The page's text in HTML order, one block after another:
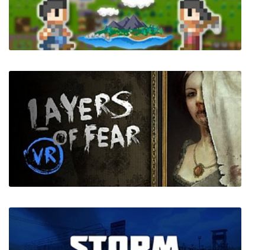
Pode
Your Island -KIMI NO SIMA-